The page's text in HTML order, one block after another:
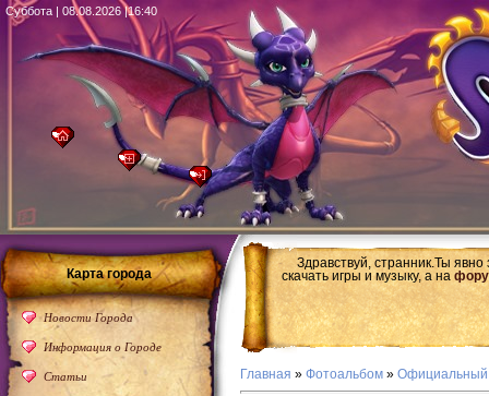
Суббота | 08.08.2026 |16:40
Здравствуй, странник.Ты
скачать игры и музыку, а на
Главная » Фотоальбом » Официальный
Карта города
Новости Города
Информация о Городе
Статьи